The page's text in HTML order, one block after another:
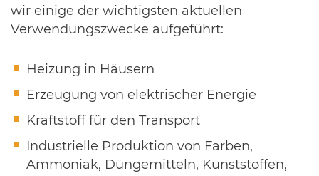
wir einige der wichtigsten aktuellen
Verwendungszwecke aufgeführt:
Heizung in Häusern
Erzeugung von elektrischer Energie
Kraftstoff für den Transport
Industrielle Produktion von Farben,
Ammoniak, Düngemitteln, Kunststoffen,